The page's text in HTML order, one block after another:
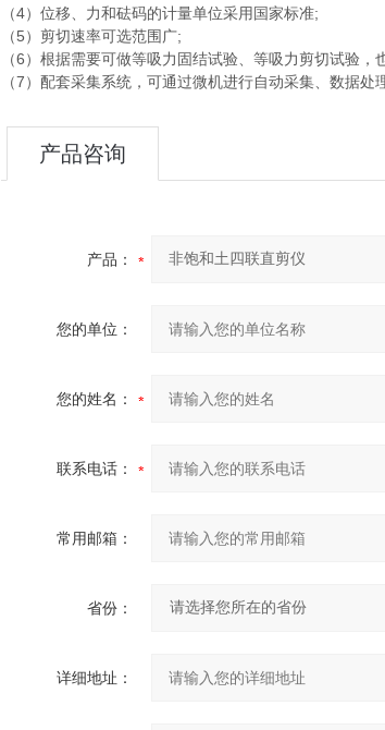
（4）位移、力和砝码的计量单位采用国家标准;
（5）剪切速率可选范围广;
（6）根据需要可做等吸力固结试验、等吸力剪切试验
（7）配套采集系统，可通过微机进行自动采集、数据处
产品咨询
产品：
您的单位：
您的姓名：
联系电话：
常用邮箱：
省份：
详细地址：